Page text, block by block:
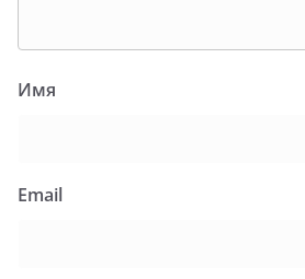
Имя
Email